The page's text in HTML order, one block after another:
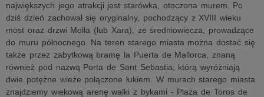
największych jego atrakcji jest starówka, otoczona murem. Po
dziś dzień zachował się oryginalny, pochodzący z XVIII wieku
most oraz drzwi Molla (lub Xara), ze średniowiecza, prowadzące
do muru północnego. Na teren starego miasta można dostać się
także przez zabytkową bramę la Puerta de Mallorca, znaną
również pod nazwą Porta de Sant Sebastia, którą wyróżniają
dwie potężne wieże połączone łukiem. W murach starego miasta
znajdziemy wiekową arenę walki z bykami - Plaza de Toros de